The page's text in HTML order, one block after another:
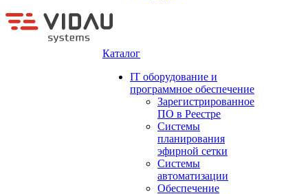
Каталог
IT оборудование и
программное обеспечение
Зарегистрированное
ПО в Реестре
Системы
планирования
эфирной сетки
Системы
автоматизации
Обеспечение